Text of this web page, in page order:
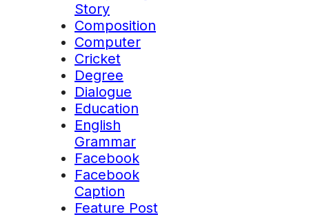
Story
Composition
Computer
Cricket
Degree
Dialogue
Education
English
Grammar
Facebook
Facebook
Caption
Feature Post